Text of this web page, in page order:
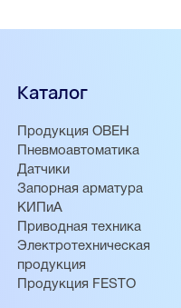
Каталог
Продукция ОВЕН
Пневмоавтоматика
Датчики
Запорная арматура
КИПиА
Приводная техника
Электротехническая
продукция
Продукция FESTO